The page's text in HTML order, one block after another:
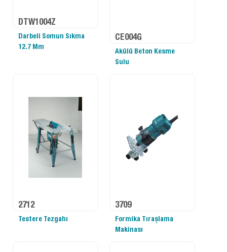
DTW1004Z
Darbeli Somun Sıkma
12.7 Mm
CE004G
Akülü Beton Kesme
Sulu
2712
Testere Tezgahı
3709
Formika Tıraşlama
Makinası